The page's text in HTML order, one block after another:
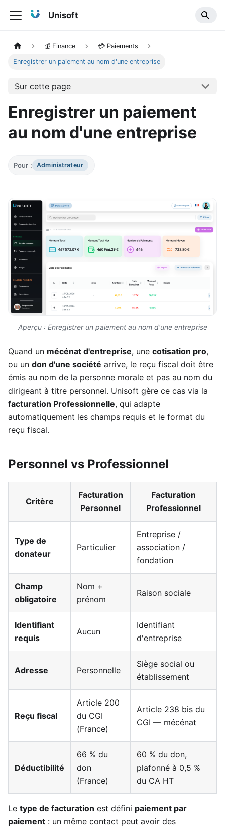
Unisoft
💰 Finance 💳 Paiements
Enregistrer un paiement au nom d'une entreprise
Sur cette page
Enregistrer un paiement
au nom d'une entreprise
Pour : Administrateur
Aperçu : Enregistrer un paiement au nom d'une entreprise
Quand un mécénat d'entreprise, une cotisation pro,
ou un don d'une société arrive, le reçu fiscal doit être
émis au nom de la personne morale et pas au nom du
dirigeant à titre personnel. Unisoft gère ce cas via la
facturation Professionnelle, qui adapte
automatiquement les champs requis et le format du
reçu fiscal.
Personnel vs Professionnel
Critère
Facturation
Personnel
Facturation
Professionnel
Type de
donateur
Particulier
Entreprise /
association /
fondation
Champ
obligatoire
Nom +
prénom
Raison sociale
Identifiant
requis
Aucun
Identifiant
d'entreprise
Adresse Personnelle
Siège social ou
établissement
Reçu fiscal
Article 200
du CGI
(France)
Article 238 bis du
CGI — mécénat
Déductibilité
66 % du
don
(France)
60 % du don,
plafonné à 0,5 %
du CA HT
Le type de facturation est défini paiement par
paiement : un même contact peut avoir des